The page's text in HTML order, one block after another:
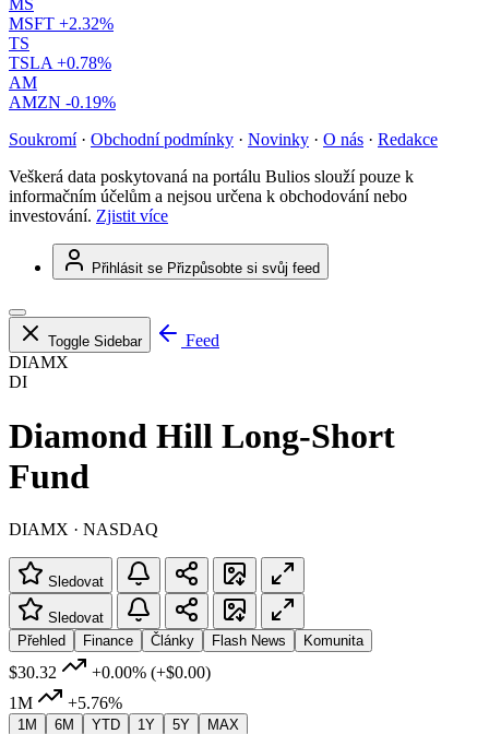
MS
MSFT +2.32%
TS
TSLA +0.78%
AM
AMZN -0.19%
Soukromí · Obchodní podmínky · Novinky · O nás · Redakce
Veškerá data poskytovaná na portálu Bulios slouží pouze k
informačním účelům a nejsou určena k obchodování nebo
investování. Zjistit více
Přihlásit se Přizpůsobte si svůj feed
Toggle Sidebar
Feed
DIAMX
DI
Diamond Hill Long-Short
Fund
DIAMX · NASDAQ
Sledovat
Sledovat
Přehled
Finance Články Flash News Komunita
$30.32 +0.00% (+$0.00)
1M
+5.76%
1M 6M YTD 1Y 5Y MAX